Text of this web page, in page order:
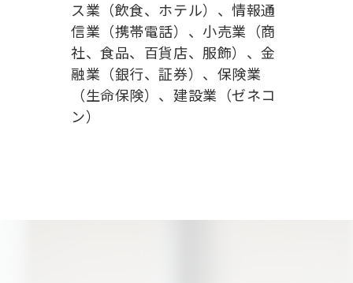
ス業（飲食、ホテル）、情報通
信業（携帯電話）、小売業（商
社、食品、百貨店、服飾）、金
融業（銀行、証券）、保険業
（生命保険）、建設業（ゼネコ
ン）